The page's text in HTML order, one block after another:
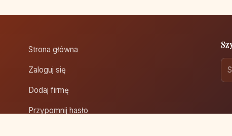
Strona główna
Zaloguj się
Dodaj firmę
Przypomnij hasło